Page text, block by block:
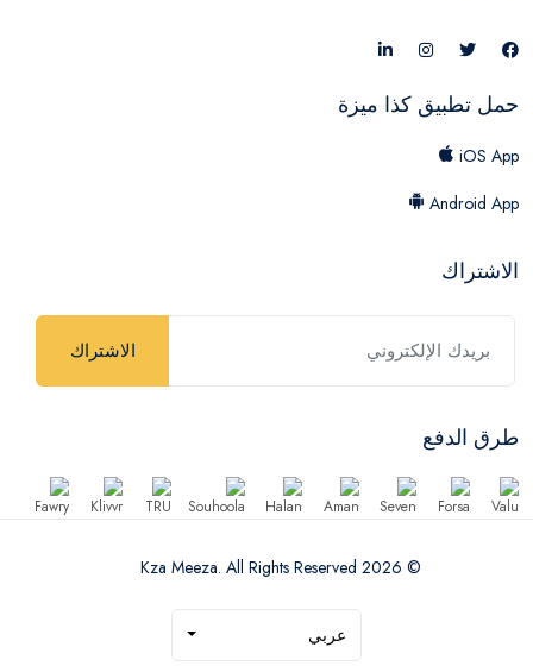
حمل تطبيق كذا ميزة
iOS App
Android App
الاشتراك
الاشتراك
طرق الدفع
© 2026 Kza Meeza. All Rights Reserved
عربي